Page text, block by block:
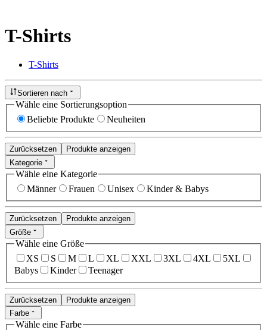
T-Shirts
T-Shirts
Sortieren nach
Wähle eine Sortierungsoption
Beliebte Produkte
Neuheiten
Zurücksetzen
Produkte anzeigen
Kategorie
Wähle eine Kategorie
Männer
Frauen Unisex Kinder & Babys
Zurücksetzen
Produkte anzeigen
Größe
Wähle eine Größe
XS
S M L XL XXL 3XL 4XL
5XL
Babys
Kinder Teenager
Zurücksetzen
Produkte anzeigen
Farbe
Wähle eine Farbe